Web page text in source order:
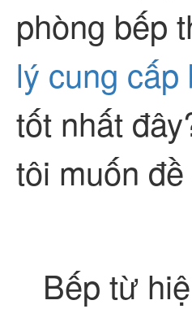
phòng bếp
lý cung
tốt nhất
tôi muốn
Bếp từ